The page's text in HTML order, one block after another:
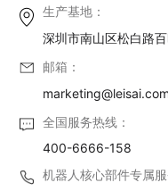
生产基地：
深圳市南山区松白路
邮箱：
marketing@leisai.com
全国服务热线：
400-6666-158
机器人核心部件专属服